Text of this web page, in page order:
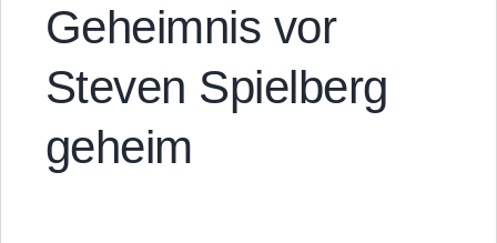
Geheimnis vor
Steven Spielberg
geheim